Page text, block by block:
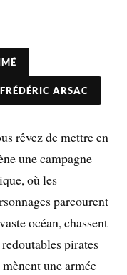
ARSAC
rêvez de mettre en
une campagne
où les
parcourent
océan, chassent
pirates
une armée